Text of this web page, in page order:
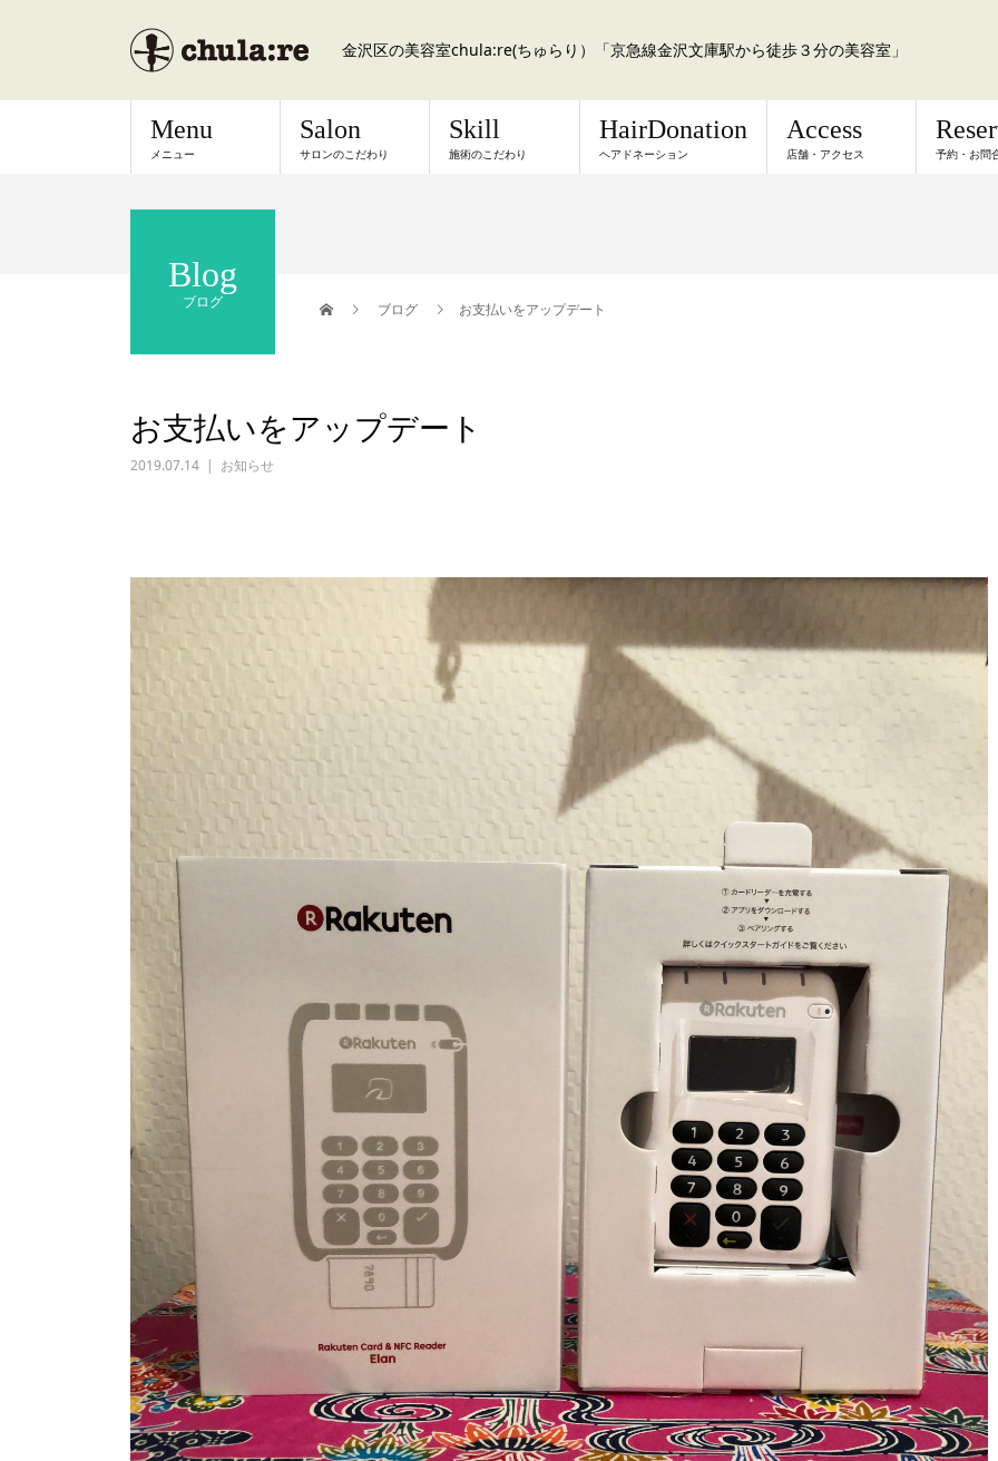
金沢区の美容室chula:re(ちゅらり）「京急線金沢文庫駅から徒歩３分の美容室」
Menu
メニュー
Salon
サロンのこだわり
Skill
施術のこだわり
HairDonation
ヘアドネーション
Access
店舗・アクセス 予約・お問
Blog
ブログ ブログ お支払いをアップデート
お支払いをアップデート
2019.07.14 お知らせ